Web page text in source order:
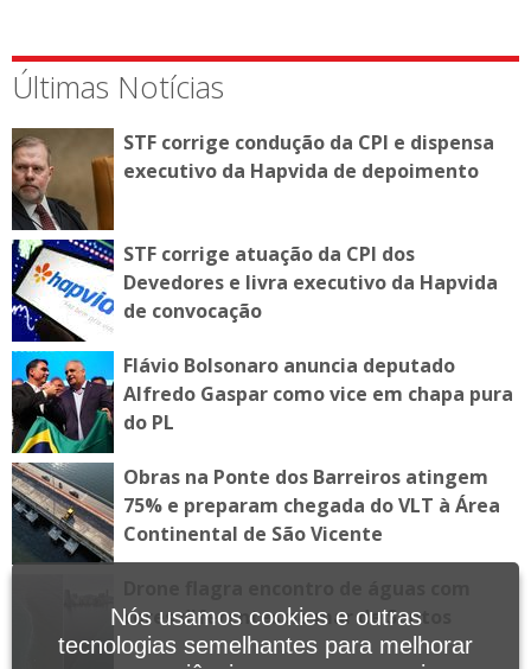
Últimas Notícias
STF corrige condução da CPI e dispensa
executivo da Hapvida de depoimento
STF corrige atuação da CPI dos
Devedores e livra executivo da Hapvida
de convocação
Flávio Bolsonaro anuncia deputado
Alfredo Gaspar como vice em chapa pura
do PL
Obras na Ponte dos Barreiros atingem
75% e preparam chegada do VLT à Área
Continental de São Vicente
cores diferentes no mar de Santos
Nós usamos cookies e outras
tecnologias semelhantes para melhorar